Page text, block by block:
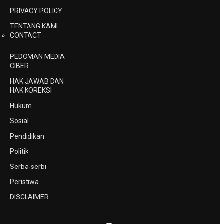
PRIVACY POLICY
TENTANG KAMI
CONTACT
PEDOMAN MEDIA
CIBER
HAK JAWAB DAN
HAK KOREKSI
Hukum
Sosial
Pendidikan
Politik
Serba-serbi
Peristiwa
DISCLAIMER